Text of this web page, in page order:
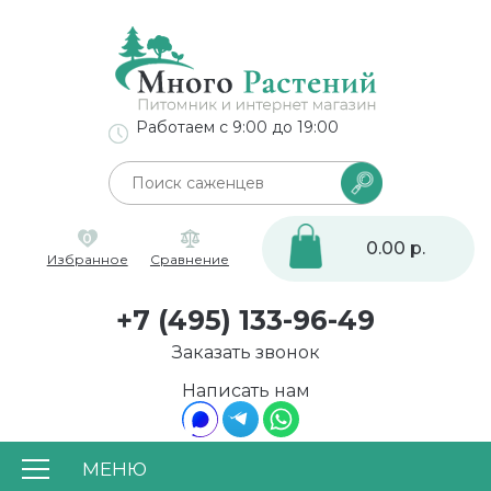
МЕНЮ
Написать нам
Работаем с 9:00 до 19:00
0
Избранное
Сравнение
0.00 р.
+7 (495) 133-96-49
Заказать звонок